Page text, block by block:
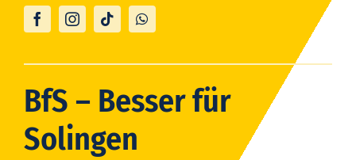
BfS – Besser für
Solingen